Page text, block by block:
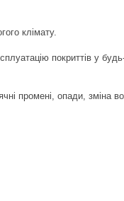
клімату.
покриттів у
промені, опади, зміна